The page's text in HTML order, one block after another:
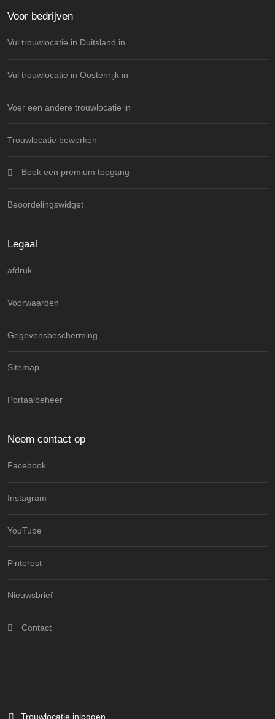
Voor bedrijven
Vul trouwlocatie in Duitsland in
Vul trouwlocatie in Oostenrijk in
Voer een andere trouwlocatie in
Trouwlocatie bewerken
Boek een premium toegang
Beoordelingswidget
Legaal
afdruk
Voorwaarden
Gegevensbescherming
Sitemap
Portaalbeheer
Neem contact op
Facebook
Instagram
YouTube
Pinterest
Nieuwsbrief
Contact
Trouwlocatie inloggen